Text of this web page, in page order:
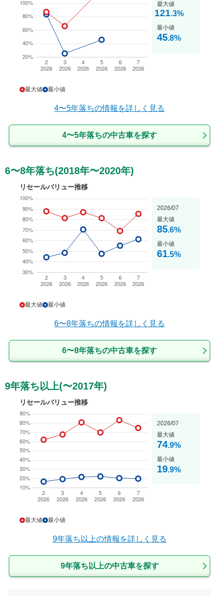
最大値 最小値
最大値
121.3%
最小値
45.8%
4〜5年落ちの情報を詳しく見る
4〜5年落ちの中古車を探す
6〜8年落ち(2018年〜2020年)
リセールバリュー推移
最大値 最小値
2026/07
最大値
85.6%
最小値
61.5%
6〜8年落ちの情報を詳しく見る
6〜8年落ちの中古車を探す
9年落ち以上(〜2017年)
リセールバリュー推移
最大値 最小値
2026/07
最大値
74.9%
最小値
19.9%
9年落ち以上の情報を詳しく見る
9年落ち以上の中古車を探す